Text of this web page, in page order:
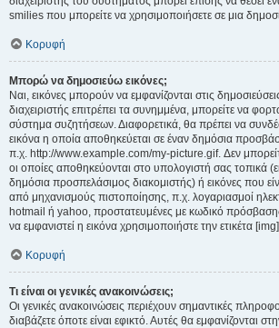
smilies που μπορείτε να χρησιμοποιήσετε σε μια
Κορυφή
Μπορώ να δημοσιεύω εικόνες;
Ναι, εικόνες μπορούν να εμφανίζονται στις
διαχειριστής επιτρέπει τα συνημμένα, μπορείτε να
σύστημα συζητήσεων. Διαφορετικά, θα πρέπει να
εικόνα η οποία αποθηκεύεται σε έναν δημόσια
π.χ. http://www.example.com/my-picture.gif. Δεν
οι οποίες αποθηκεύονται στο υπολογιστή σας τοπικά
δημόσια προσπελάσιμος διακομιστής) ή εικόνες που
από μηχανισμούς πιστοποίησης, π.χ. λογαριασμοί
hotmail ή yahoo, προστατευμένες με κωδικό πρόσβασης
να εμφανιστεί η εικόνα χρησιμοποιήστε την ετικέτα
Κορυφή
Τι είναι οι γενικές ανακοινώσεις;
Οι γενικές ανακοινώσεις περιέχουν σημαντικές
διαβάζετε όποτε είναι εφικτό. Αυτές θα εμφανίζονται